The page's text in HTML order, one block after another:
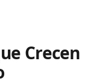
Crecen